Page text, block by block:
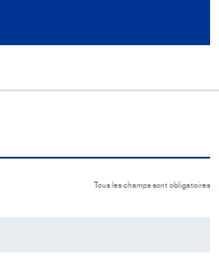
Tous les champs sont obligatoires